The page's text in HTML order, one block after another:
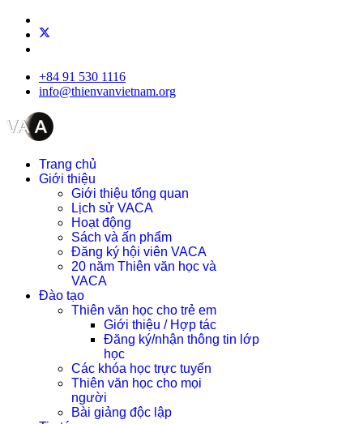
+84 91 530 1116
info@thienvanvietnam.org
Trang chủ
Giới thiệu
Giới thiệu tổng quan
Lịch sử VACA
Hoạt động
Sách và ấn phẩm
Đăng ký hội viên VACA
20 năm Thiên văn học và
VACA
Đào tạo
Thiên văn học cho trẻ em
Giới thiệu / Hợp tác
Đăng ký/nhận thông tin lớp
học
Các khóa học trực tuyến
Thiên văn học cho mọi
người
Bài giảng độc lập